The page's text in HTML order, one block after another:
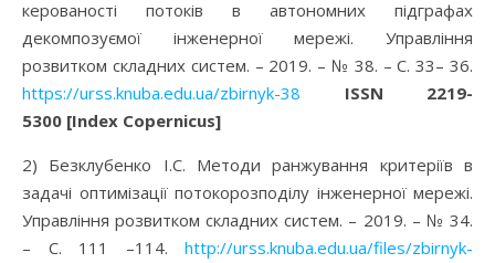
керованості потоків в автономних підграфах
декомпозуємої інженерної мережі. Управління
розвитком складних систем. – 2019. – № 38. – C. 33– 36.
https://urss.knuba.edu.ua/zbirnyk-38
ISSN 2219-
5300 [Index Copernicus]
2) Безклубенко І.С. Методи ранжування критеріїв в
задачі оптимізації потокорозподілу інженерної мережі.
Управління розвитком складних систем. – 2019. – № 34.
– C. 111 –114. http://urss.knuba.edu.ua/files/zbirnyk-